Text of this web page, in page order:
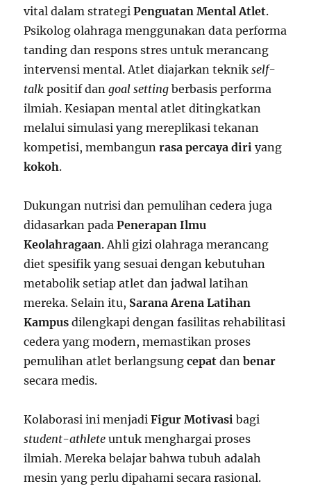
vital dalam strategiPenguatan Mental Atlet.
Psikolog olahraga menggunakan data performa
tanding dan respons stres untuk merancang
intervensi mental. Atlet diajarkan teknikself-
talk positif dangoal setting berbasis performa
ilmiah. Kesiapan mental atlet ditingkatkan
melalui simulasi yang mereplikasi tekanan
kompetisi, membangunrasa percaya diri yang
kokoh.
Dukungan nutrisi dan pemulihan cedera juga
didasarkan padaPenerapan Ilmu
Keolahragaan. Ahli gizi olahraga merancang
diet spesifik yang sesuai dengan kebutuhan
metabolik setiap atlet dan jadwal latihan
mereka. Selain itu, Sarana Arena Latihan
Kampus dilengkapi dengan fasilitas rehabilitasi
cedera yang modern, memastikan proses
pemulihan atlet berlangsungcepat danbenar
secara medis.
Kolaborasi ini menjadiFigur Motivasi bagi
student-athlete untuk menghargai proses
ilmiah. Mereka belajar bahwa tubuh adalah
mesin yang perlu dipahami secara rasional.